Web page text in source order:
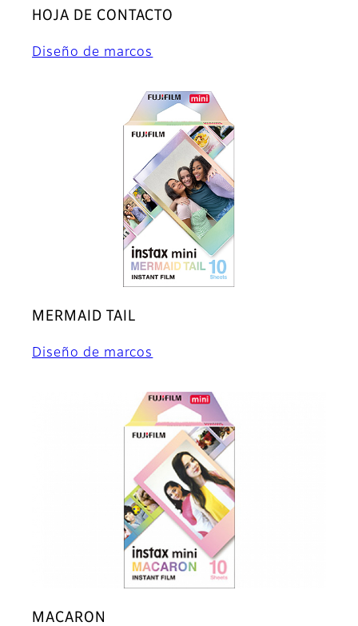
HOJA DE CONTACTO
Diseño de marcos
MERMAID TAIL
Diseño de marcos
MACARON